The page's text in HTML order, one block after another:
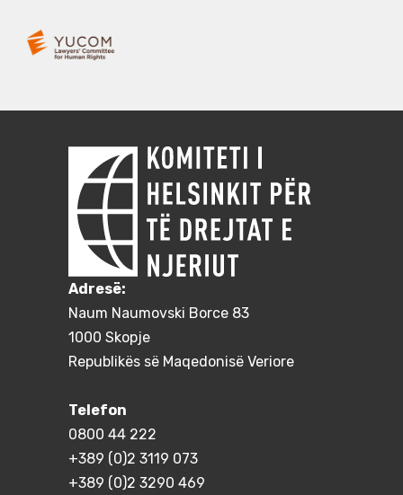
Adresë:
Naum Naumovski Borce 83
1000 Skopje
Republikës së Maqedonisë Veriore
Telefon
0800 44 222
+389 (0)2 3119 073
+389 (0)2 3290 469